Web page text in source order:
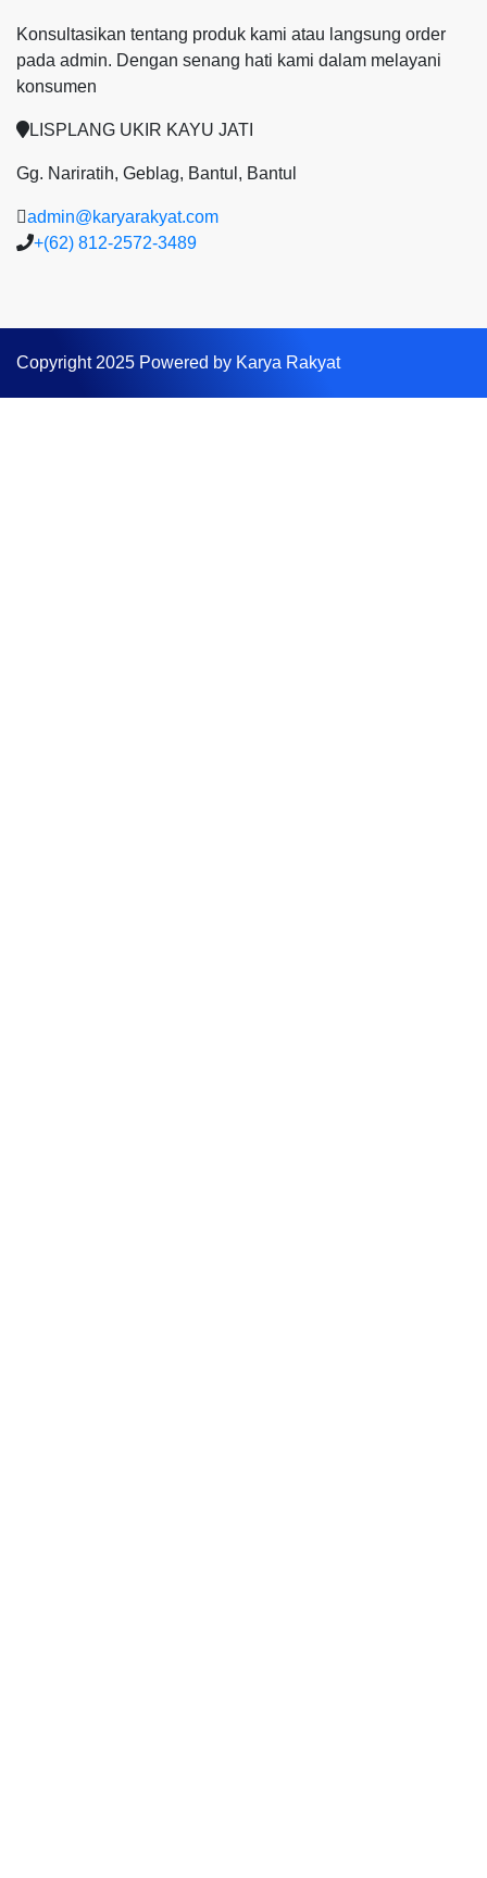
Konsultasikan tentang produk kami atau langsung order
pada admin. Dengan senang hati kami dalam melayani
konsumen
LISPLANG UKIR KAYU JATI
Gg. Nariratih, Geblag, Bantul, Bantul
admin@karyarakyat.com
+(62) 812-2572-3489
Copyright 2025 Powered by Karya Rakyat